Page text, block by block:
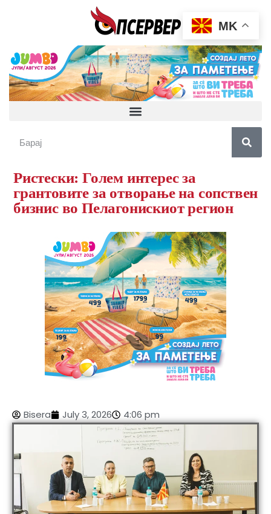
Ристески: Голем интерес за
грантовите за отворање на сопствен
бизнис во Пелагонискиот регион
Bisera July 3, 2026 4:06 pm
MK